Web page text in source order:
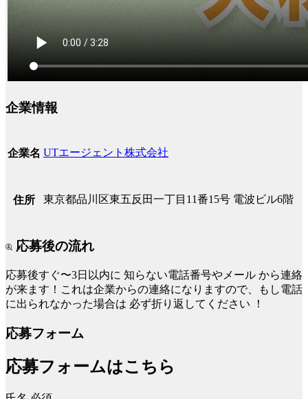
企業情報
企業名 UTエージェント株式会社
住所 東京都品川区東五反田一丁目11番15号 電波ビル6階
応募後の流れ
応募後すぐ〜3日以内に 知らない電話番号やメール から連絡
が来ます！これは企業からの連絡になりますので、もし電話
に出られなかった場合は 必ず折り返してください ！
応募フォーム
応募フォームはこちら